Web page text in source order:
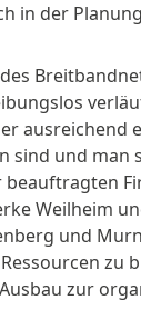
in der
ausreichend
sind und man
Weilheim
und
zu
zur